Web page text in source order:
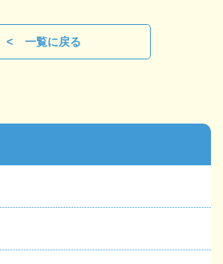
一覧に戻る